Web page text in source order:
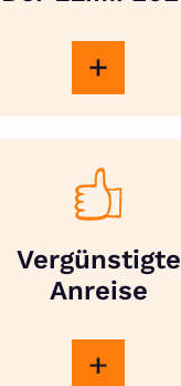
Vergünstigte
Anreise